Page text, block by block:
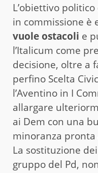
L’obiettivo
in commissione è
vuole ostacoli e
l’Italicum come
decisione, oltre a
perfino Scelta
l’Aventino in I
allargare
ai Dem con una
minoranza
La sostituzione
gruppo del Pd,